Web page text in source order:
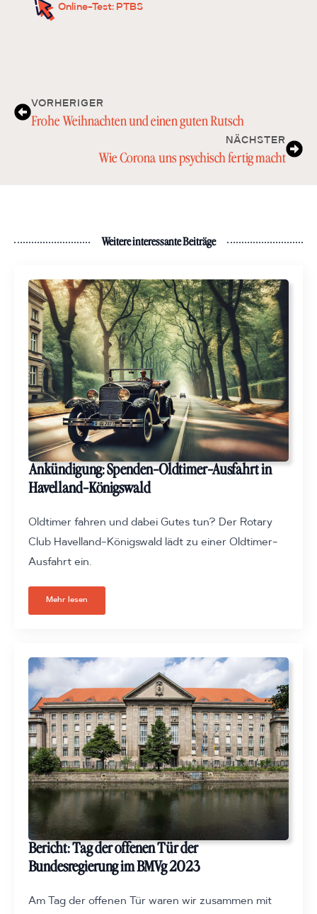
Online-Test: PTBS
VORHERIGER
Frohe Weihnachten und einen guten Rutsch
NÄCHSTER
Wie Corona uns psychisch fertig macht
Weitere interessante Beiträge
Ankündigung: Spenden-Oldtimer-Ausfahrt in
Havelland-Königswald
Oldtimer fahren und dabei Gutes tun? Der Rotary
Club Havelland-Königswald lädt zu einer Oldtimer-
Ausfahrt ein.
Mehr lesen
Bericht: Tag der offenen Tür der
Bundesregierung im BMVg 2023
Am Tag der offenen Tür waren wir zusammen mit